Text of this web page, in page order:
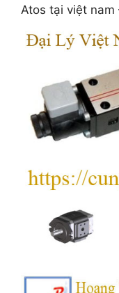
Atos tại việt nam